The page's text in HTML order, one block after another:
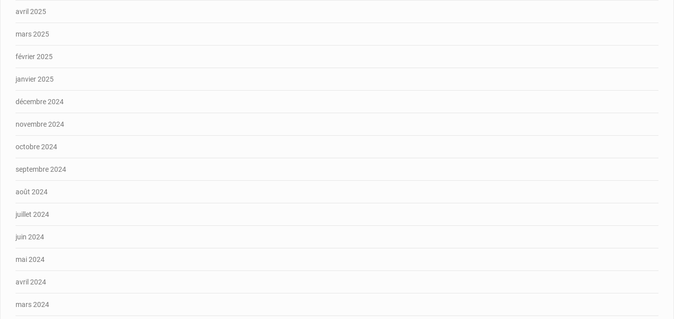
avril 2025
mars 2025
février 2025
janvier 2025
décembre 2024
novembre 2024
octobre 2024
septembre 2024
août 2024
juillet 2024
juin 2024
mai 2024
avril 2024
mars 2024